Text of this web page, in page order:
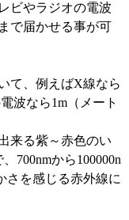
ビやラジオの電波
で届かせる事が可
て、例えばX線なら
波なら1m（メート
来る紫～赤色のい
700nmから100000n
さを感じる赤外線に